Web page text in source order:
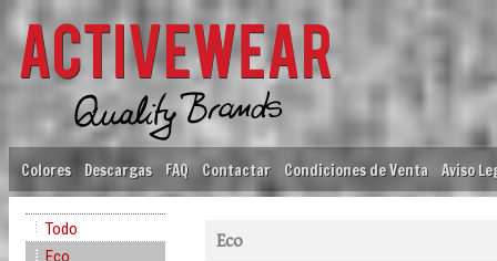
Colores Descargas FAQ Contactar Condiciones de Venta Aviso
Todo
Eco
Eco